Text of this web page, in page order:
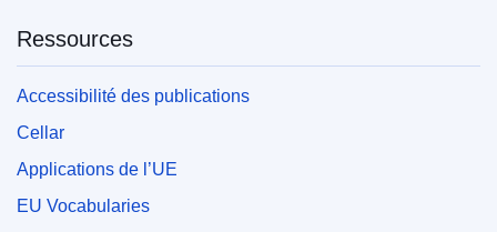
Ressources
Accessibilité des publications
Cellar
Applications de l’UE
EU Vocabularies